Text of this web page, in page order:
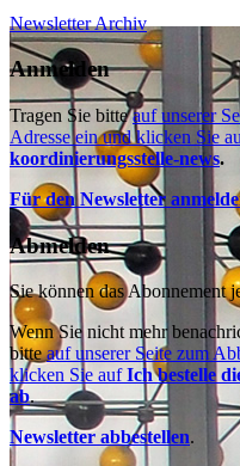
Newsletter Archiv
Anmelden
Tragen Sie bitteauf unserer
Adresse ein und klicken Sie
koordinierungsstelle-news.
Für den Newsletter
Abmelden
Sie können das Abonnement
Wenn Sie nicht mehr
bitteauf unserer Seite zum
klicken Sie aufIch bestelle
ab.
Newsletter abbestellen.